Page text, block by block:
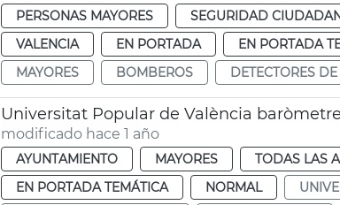
PERSONAS MAYORES SEGURIDAD
VALENCIA
EN PORTADA EN PORTADA
MAYORES
BOMBEROS DETECTORES
Universitat Popular de València
modificado hace 1 año
AYUNTAMIENTO MAYORES TODAS LAS
EN PORTADA TEMÁTICA
NORMAL